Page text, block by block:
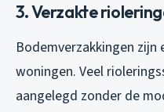
3. Verzakte
Bodemverzakkingen zijn
woningen. Veel
aangelegd zonder de